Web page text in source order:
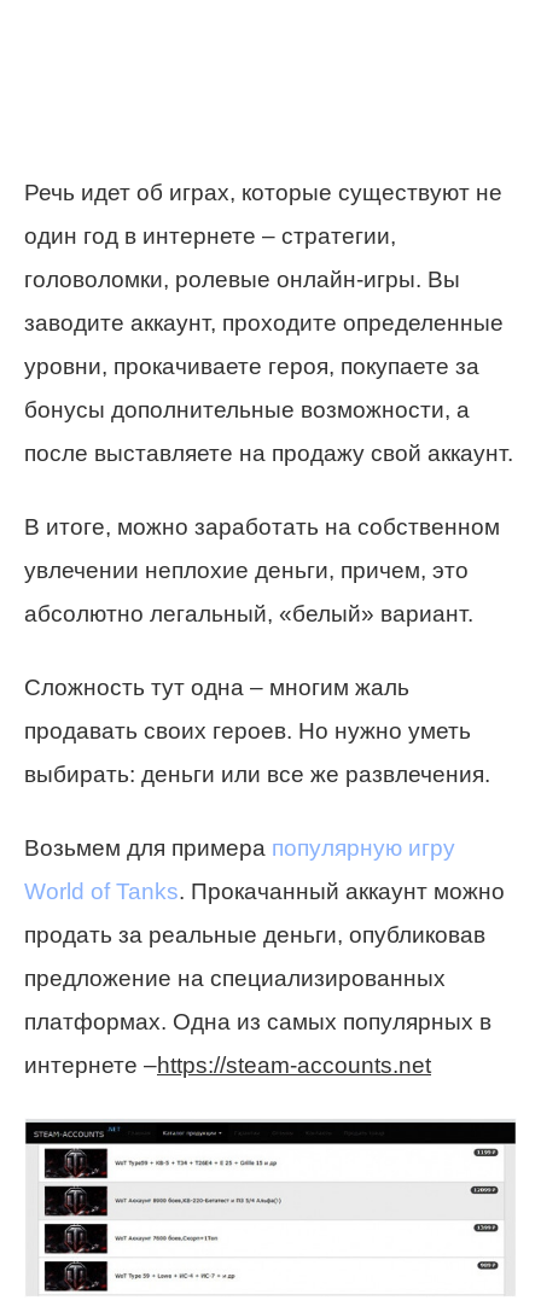
Речь идет об играх, которые существуют не
один год в интернете – стратегии,
головоломки, ролевые онлайн-игры. Вы
заводите аккаунт, проходите определенные
уровни, прокачиваете героя, покупаете за
бонусы дополнительные возможности, а
после выставляете на продажу свой аккаунт.
В итоге, можно заработать на собственном
увлечении неплохие деньги, причем, это
абсолютно легальный, «белый» вариант.
Сложность тут одна – многим жаль
продавать своих героев. Но нужно уметь
выбирать: деньги или все же развлечения.
Возьмем для примера популярную игру
World of Tanks. Прокачанный аккаунт можно
продать за реальные деньги, опубликовав
предложение на специализированных
платформах. Одна из самых популярных в
интернете –https://steam-accounts.net